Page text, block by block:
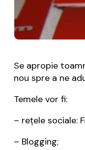
Se apropie
nou spre a ne
Temele vor fi:
– rețele sociale:
– Blogging;